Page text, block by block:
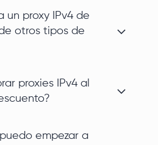
un proxy IPv4 de
otros tipos de
proxies IPv4 al
empezar a